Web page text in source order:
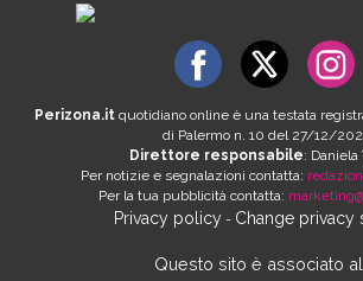
Perizona.it quotidiano online è una testata
di Palermo n. 10 del 27/12/
Direttore responsabile:
Per notizie e segnalazioni contatta:
Per la tua pubblicità contatta:
Privacy policy- Change privacy
Questo sito è associato